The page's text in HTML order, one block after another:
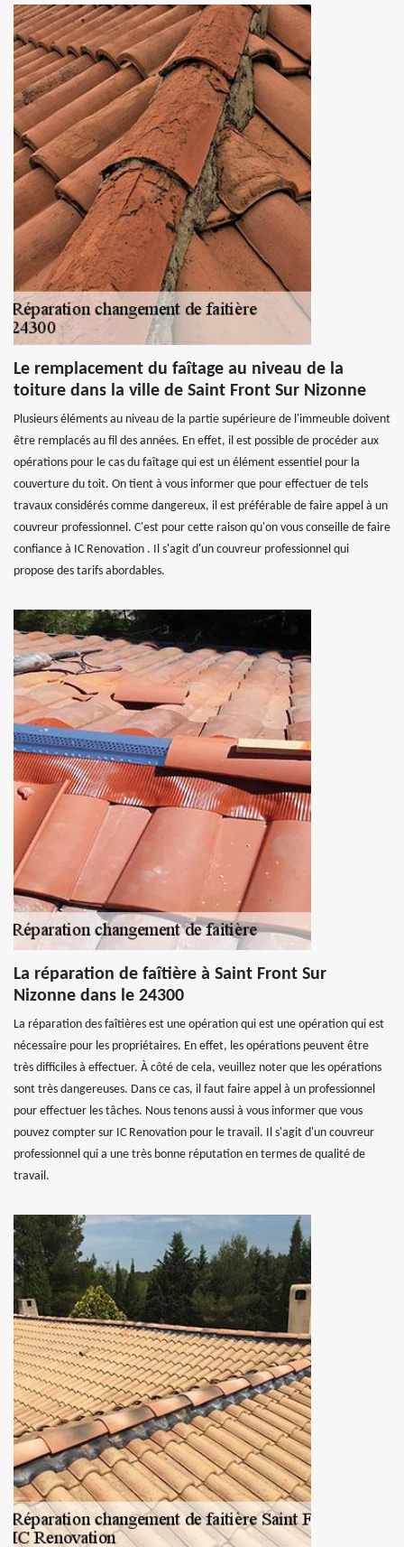
Le remplacement du faîtage au niveau de la
toiture dans la ville de Saint Front Sur Nizonne
Plusieurs éléments au niveau de la partie supérieure de l'immeuble doivent
être remplacés au fil des années. En effet, il est possible de procéder aux
opérations pour le cas du faîtage qui est un élément essentiel pour la
couverture du toit. On tient à vous informer que pour effectuer de tels
travaux considérés comme dangereux, il est préférable de faire appel à un
couvreur professionnel. C'est pour cette raison qu'on vous conseille de faire
confiance à IC Renovation . Il s'agit d'un couvreur professionnel qui
propose des tarifs abordables.
La réparation de faîtière à Saint Front Sur
Nizonne dans le 24300
La réparation des faîtières est une opération qui est une opération qui est
nécessaire pour les propriétaires. En effet, les opérations peuvent être
très difficiles à effectuer. À côté de cela, veuillez noter que les opérations
sont très dangereuses. Dans ce cas, il faut faire appel à un professionnel
pour effectuer les tâches. Nous tenons aussi à vous informer que vous
pouvez compter sur IC Renovation pour le travail. Il s'agit d'un couvreur
professionnel qui a une très bonne réputation en termes de qualité de
travail.